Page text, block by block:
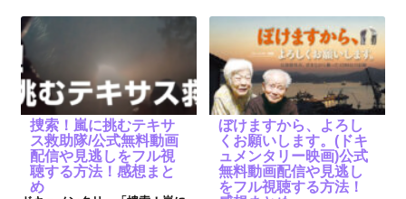
捜索！嵐に挑むテキサ
ス救助隊/公式無料動画
配信や見逃しをフル視
聴する方法！感想まと
め
ぼけますから、よろし
くお願いします。(ドキ
ュメンタリー映画)公式
無料動画配信や見逃し
をフル視聴する方法！